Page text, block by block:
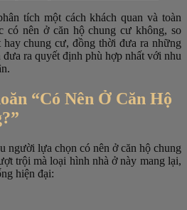
tích một cách khách quan và toàn
có nên ở căn hộ chung cư không, so
chung cư, đồng thời đưa ra những
ra quyết định phù hợp nhất với nhu
“Có Nên Ở Căn Hộ
người lựa chọn có nên ở căn hộ chung
trội mà loại hình nhà ở này mang lại,
hiện đại: